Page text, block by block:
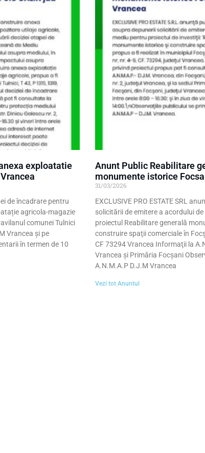
exploatatie
de încadrare pentru
agricola-magazie
comunei Tulnici
Vrancea și pe
în termen de 10
Anunt Public Reabilitare
monumente istorice
31/03/2026
EXCLUSIVE PRO ESTATE SRL
solicitării de emitere a acordului
proiectul Reabilitare generală
construire spaţii comerciale în
CF 73294 Vrancea Informaţii la
Vrancea şi Primăria Focşani
A.N.M.A.P D.J.M Vrancea
Vezi tot Anuntul